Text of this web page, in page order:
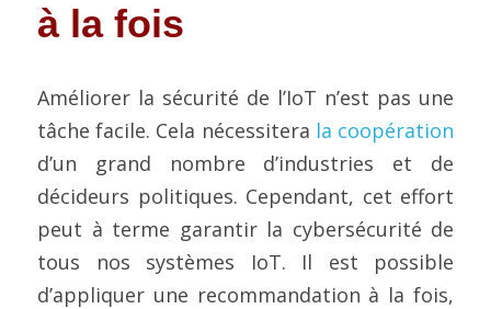
à la fois
Améliorer la sécurité de l’IoT n’est pas une
tâche facile. Cela nécessitera la coopération
d’un grand nombre d’industries et de
décideurs politiques. Cependant, cet effort
peut à terme garantir la cybersécurité de
tous nos systèmes IoT. Il est possible
d’appliquer une recommandation à la fois,